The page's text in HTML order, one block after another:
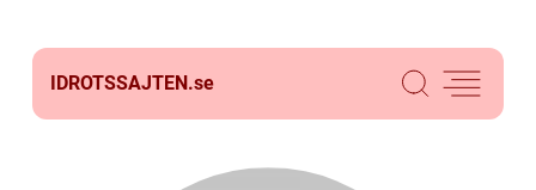
IDROTSSAJTEN.se